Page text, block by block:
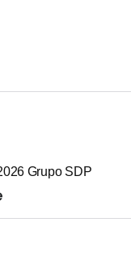
Grupo SDP